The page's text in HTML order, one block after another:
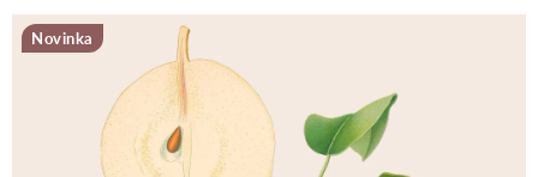
EXKURZE
Jak nakupovat Prodejna
Hodnocení obchodu
Novinka